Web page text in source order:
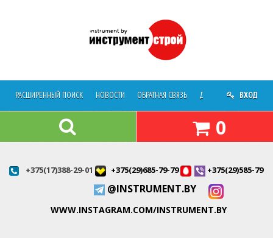
РАСШИРЕННЫЙ ПОИСК НОВОСТИ ОБРАТНАЯ СВЯЗЬ ДОСТАВКА О
ВХОД
0
+375(17)388-29-01 +375(29)685-79-79 +375(29)585-79-
@INSTRUMENT.BY
WWW.INSTAGRAM.COM/INSTRUMENT.BY